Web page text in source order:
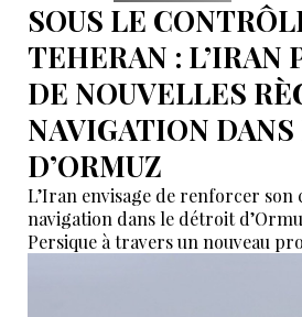
SOUS LE
TEHERAN : L’IRAN
DE NOUVELLES
NAVIGATION
D’ORMUZ
L’Iran envisage de renforcer
navigation dans le détroit
Persique à travers un nouveau